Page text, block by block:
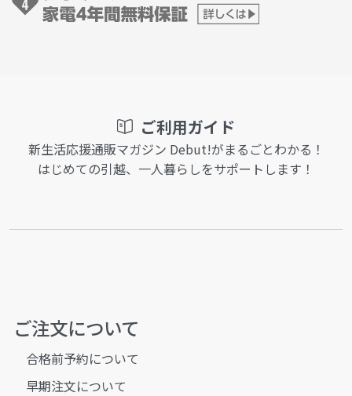
ご利用ガイド
新生活応援通販マガジン Debut!がまるごとわかる！
はじめての引越、一人暮らしをサポートします！
ご注文について
合格前予約について
早期注文について